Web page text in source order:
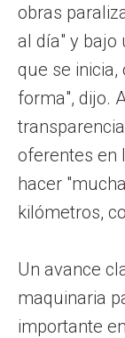
obras
al día" y bajo
que se
forma", dijo.
oferentes en
hacer
kilómetros,
Un avance
maquinaria
importante